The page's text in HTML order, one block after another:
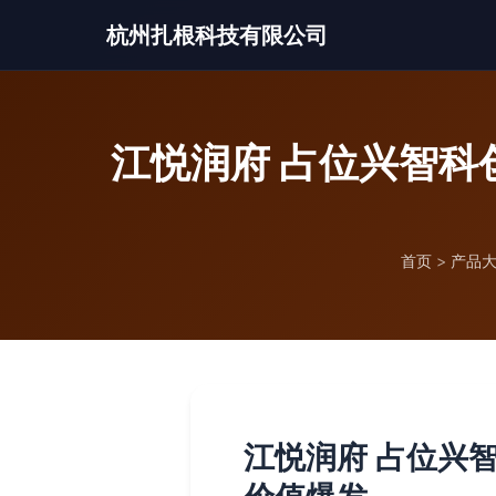
杭州扎根科技有限公司
江悦润府 占位兴智
首页 > 产品
江悦润府 占位兴